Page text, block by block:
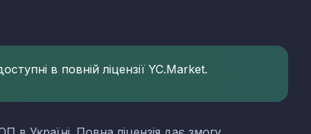
в повній ліцензії YC.Market.